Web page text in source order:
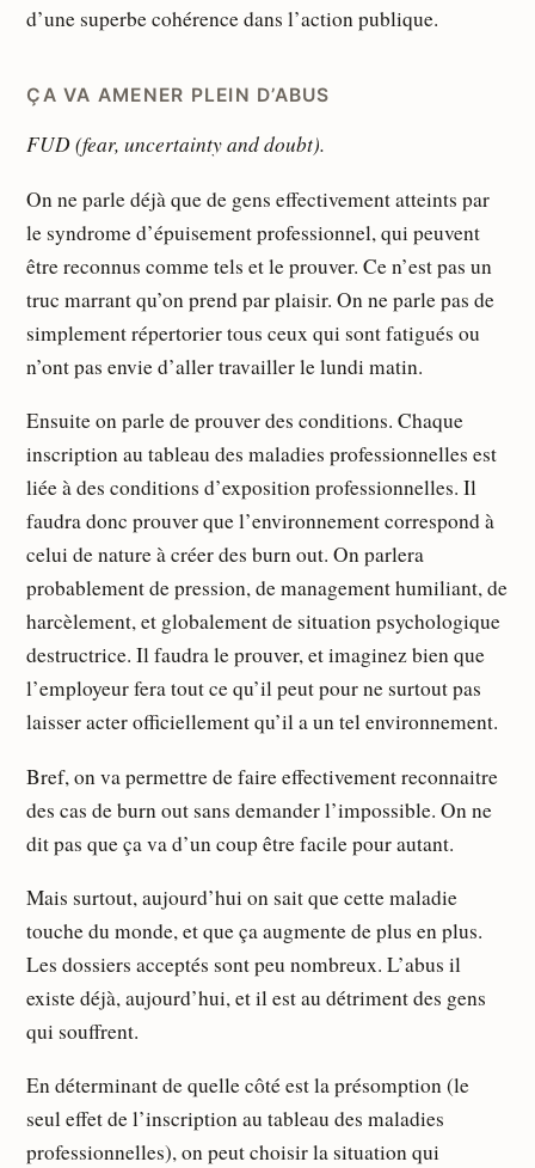
d’une superbe cohérence dans l’action publique.
ÇA VA AMENER PLEIN D’ABUS
FUD (fear, uncertainty and doubt).
On ne parle déjà que de gens effectivement atteints par
le syndrome d’épuisement professionnel, qui peuvent
être reconnus comme tels et le prouver. Ce n’est pas un
truc marrant qu’on prend par plaisir. On ne parle pas de
simplement répertorier tous ceux qui sont fatigués ou
n’ont pas envie d’aller travailler le lundi matin.
Ensuite on parle de prouver des conditions. Chaque
inscription au tableau des maladies professionnelles est
liée à des conditions d’exposition professionnelles. Il
faudra donc prouver que l’environnement correspond à
celui de nature à créer des burn out. On parlera
probablement de pression, de management humiliant, de
harcèlement, et globalement de situation psychologique
destructrice. Il faudra le prouver, et imaginez bien que
l’employeur fera tout ce qu’il peut pour ne surtout pas
laisser acter officiellement qu’il a un tel environnement.
Bref, on va permettre de faire effectivement reconnaitre
des cas de burn out sans demander l’impossible. On ne
dit pas que ça va d’un coup être facile pour autant.
Mais surtout, aujourd’hui on sait que cette maladie
touche du monde, et que ça augmente de plus en plus.
Les dossiers acceptés sont peu nombreux. L’abus il
existe déjà, aujourd’hui, et il est au détriment des gens
qui souffrent.
En déterminant de quelle côté est la présomption (le
seul effet de l’inscription au tableau des maladies
professionnelles), on peut choisir la situation qui